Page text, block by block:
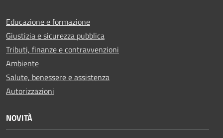
Educazione e formazione
Giustizia e sicurezza pubblica
Tributi, finanze e contravvenzioni
Ambiente
Salute, benessere e assistenza
Autorizzazioni
NOVITÀ